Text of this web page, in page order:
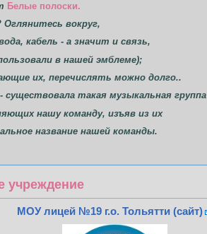
Белые полоски.
вокруг,
кабель - а значит и связь,
в нашей эмблеме);
их, перечислять можно долго..
такая музыкальная группа
нашу команду, изъяв из их
название нашей команды.
учреждение
МОУ лицей №19 г.о. Тольятти (сайт)